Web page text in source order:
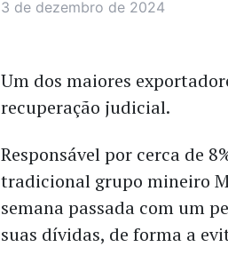
3 de dezembro de 2024
Um dos maiores
recuperação judicial.
Responsável por cerca de
tradicional grupo mineiro
semana passada com um
suas dívidas, de forma a